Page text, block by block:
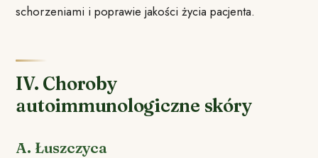
schorzeniami i poprawie jakości życia pacjenta.
IV. Choroby
autoimmunologiczne skóry
A. Łuszczyca